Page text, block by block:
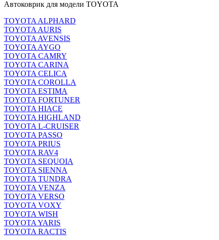
Автоковрик для модели TOYOTA
TOYOTA ALPHARD
TOYOTA AURIS
TOYOTA AVENSIS
TOYOTA AYGO
TOYOTA CAMRY
TOYOTA CARINA
TOYOTA CELICA
TOYOTA COROLLA
TOYOTA ESTIMA
TOYOTA FORTUNER
TOYOTA HIACE
TOYOTA HIGHLAND
TOYOTA L-CRUISER
TOYOTA PASSO
TOYOTA PRIUS
TOYOTA RAV4
TOYOTA SEQUOIA
TOYOTA SIENNA
TOYOTA TUNDRA
TOYOTA VENZA
TOYOTA VERSO
TOYOTA VOXY
TOYOTA WISH
TOYOTA YARIS
TOYOTA RACTIS